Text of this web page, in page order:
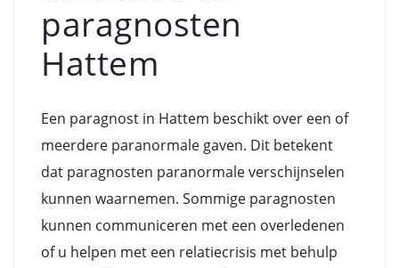
paragnosten
Hattem
Een paragnost in Hattem beschikt over een of
meerdere paranormale gaven. Dit betekent
dat paragnosten paranormale verschijnselen
kunnen waarnemen. Sommige paragnosten
kunnen communiceren met een overledenen
of u helpen met een relatiecrisis met behulp